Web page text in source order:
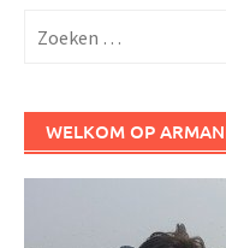
naar:
WELKOM OP